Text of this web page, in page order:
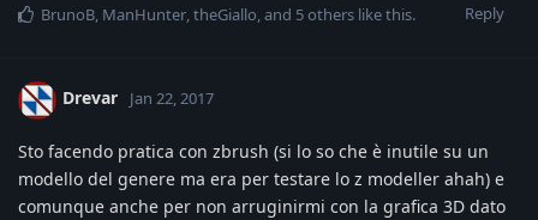
Reply
BrunoB ManHunter theGiallo , and 5others like this.
Drevar Jan 22, 2017
Sto facendo pratica con zbrush (si lo so che è inutile su un
modello del genere ma era per testare lo z modeller ahah) e
comunque anche per non arruginirmi con la grafica 3D dato